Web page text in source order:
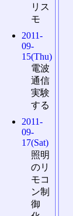
リス
モ
2011-
09-
15(Thu)
電波
通信
実験
する
2011-
09-
17(Sat)
照明
のリ
モコ
ン制
御